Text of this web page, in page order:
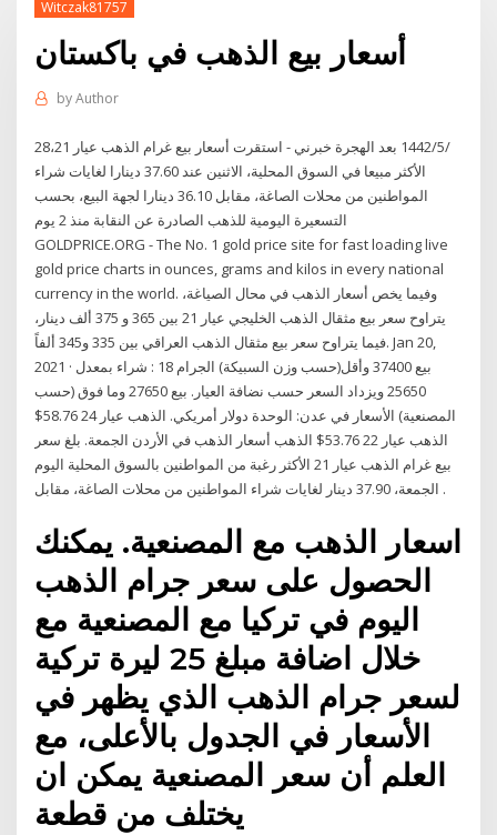
Witczak81757
أسعار بيع الذهب في باكستان
byAuthor
28‏‏/5‏‏/1442 بعد الهجرة خبرني - استقرت أسعار بيع غرام الذهب عيار 21،
الأكثر مبيعا في السوق المحلية، الاثنين عند 37.60 دينارا لغايات شراء
المواطنين من محلات الصاغة، مقابل 36.10 دينارا لجهة البيع، بحسب
التسعيرة اليومية للذهب الصادرة عن النقابة منذ 2 يوم
GOLDPRICE.ORG - The No. 1 gold price site for fast loading live
gold price charts in ounces, grams and kilos in every national
currency in the world. وفيما يخص أسعار الذهب في محال الصياغة،
يتراوح سعر بيع مثقال الذهب الخليجي عيار 21 بين 365 و 375 ألف دينار،
فيما يتراوح سعر بيع مثقال الذهب العراقي بين 335 و345 ألفاً. Jan 20,
2021 · بيع 37400 وأقل(حسب وزن السبيكة) الجرام 18 : شراء بمعدل
25650 ويزداد السعر حسب نضافة العيار. بيع 27650 وما فوق (حسب
المصنعية) الأسعار في عدن: الوحدة دولار أمريكي. الذهب عيار 24 58.76$
الذهب عيار 22 53.76$ الذهب أسعار الذهب في الأردن الجمعة. بلغ سعر
بيع غرام الذهب عيار 21 الأكثر رغبة من المواطنين بالسوق المحلية اليوم
الجمعة، 37.90 دينار لغايات شراء المواطنين من محلات الصاغة، مقابل .
اسعار الذهب مع المصنعية. يمكنك
الحصول على سعر جرام الذهب
اليوم في تركيا مع المصنعية مع
خلال اضافة مبلغ 25 ليرة تركية
لسعر جرام الذهب الذي يظهر في
الأسعار في الجدول بالأعلى، مع
العلم أن سعر المصنعية يمكن ان
يختلف من قطعة